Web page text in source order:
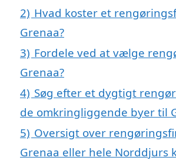
2) Hvad koster et
Grenaa?
3) Fordele ved at vælge
Grenaa?
4) Søg efter et dygtigt
de omkringliggende byer til
5) Oversigt over
Grenaa eller hele Norddjurs